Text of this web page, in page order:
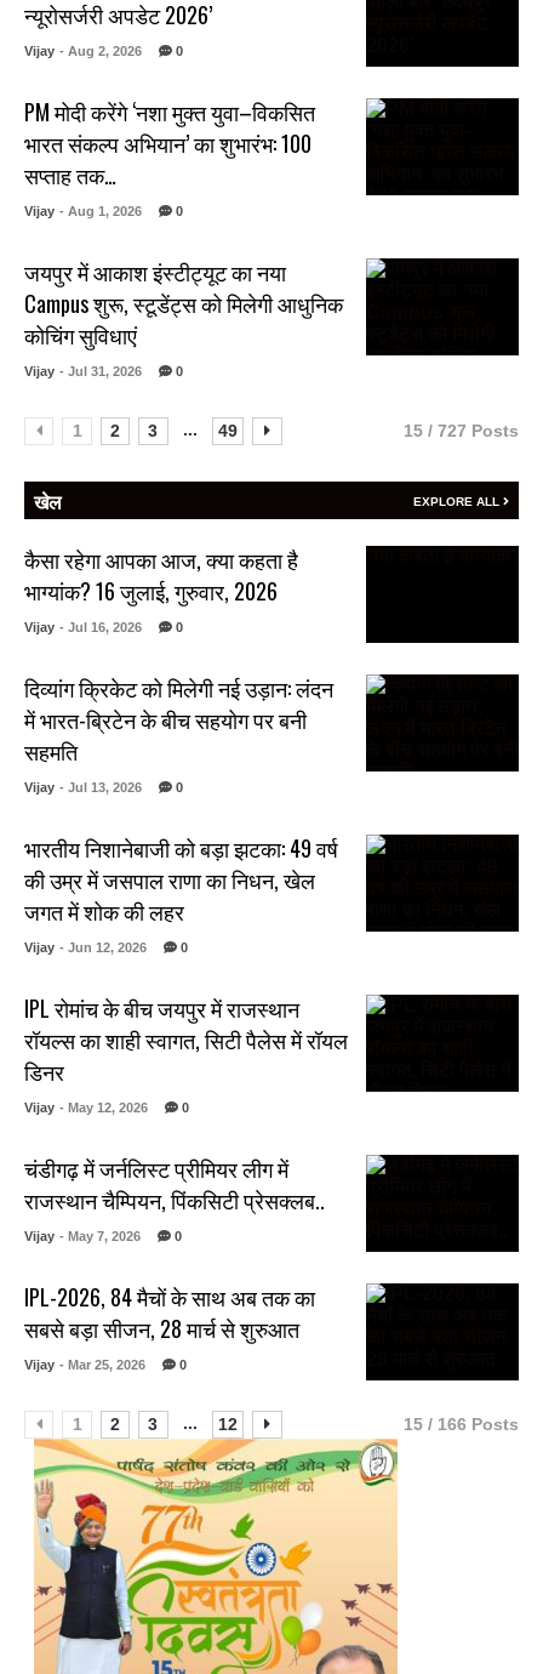
न्यूरोसर्जरी अपडेट 2026’
Vijay - Aug 2, 2026 0
PM मोदी करेंगे ‘नशा मुक्त युवा–विकसित
भारत संकल्प अभियान’ का शुभारंभ: 100
सप्ताह तक…
Vijay - Aug 1, 2026 0
जयपुर में आकाश इंस्टीट्यूट का नया
Campus शुरू, स्टूडेंट्स को मिलेगी आधुनिक
कोचिंग सुविधाएं
Vijay - Jul 31, 2026 0
1 2 3 ... 49 15 / 727 Posts
खेल EXPLORE ALL
कैसा रहेगा आपका आज, क्या कहता है
भाग्यांक? 16 जुलाई, गुरुवार, 2026
Vijay - Jul 16, 2026 0
दिव्यांग क्रिकेट को मिलेगी नई उड़ान: लंदन
में भारत-ब्रिटेन के बीच सहयोग पर बनी
सहमति
Vijay - Jul 13, 2026 0
भारतीय निशानेबाजी को बड़ा झटका: 49 वर्ष
की उम्र में जसपाल राणा का निधन, खेल
जगत में शोक की लहर
Vijay - Jun 12, 2026 0
IPL रोमांच के बीच जयपुर में राजस्थान
रॉयल्स का शाही स्वागत, सिटी पैलेस में रॉयल
डिनर
Vijay - May 12, 2026 0
चंडीगढ़ में जर्नलिस्ट प्रीमियर लीग में
राजस्थान चैम्पियन, पिंकसिटी प्रेसक्लब..
Vijay - May 7, 2026 0
IPL-2026, 84 मैचों के साथ अब तक का
सबसे बड़ा सीजन, 28 मार्च से शुरुआत
Vijay - Mar 25, 2026 0
1 2 3 ... 12 15 / 166 Posts